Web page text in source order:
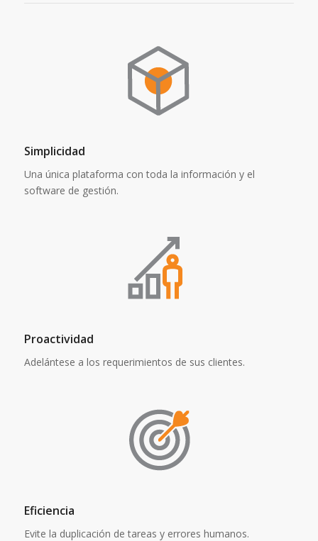
Simplicidad
Una única plataforma con toda la información y el
software de gestión.
Proactividad
Adelántese a los requerimientos de sus clientes.
Eficiencia
Evite la duplicación de tareas y errores humanos.